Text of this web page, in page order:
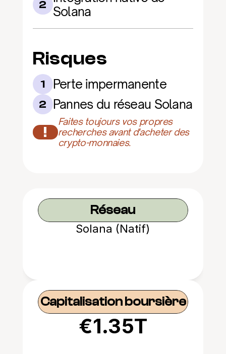
2 Solana
Risques
1 Perte impermanente
2 Pannes du réseau Solana
!
Faites toujours vos propres
recherches avant d'acheter des
crypto-monnaies.
Réseau
Solana (Natif)
Capitalisation boursière
€1.35T